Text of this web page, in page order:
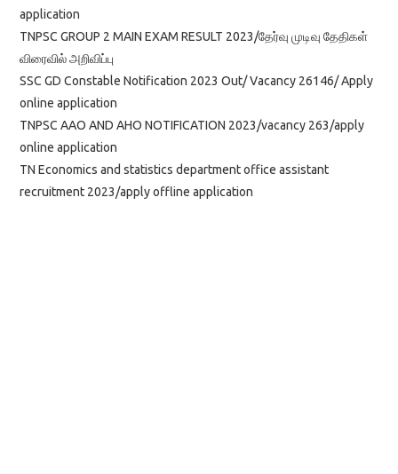
application
TNPSC GROUP 2 MAIN EXAM RESULT 2023/தேர்வு முடிவு தேதிகள்
விரைவில் அறிவிப்பு
SSC GD Constable Notification 2023 Out/ Vacancy 26146/ Apply
online application
TNPSC AAO AND AHO NOTIFICATION 2023/vacancy 263/apply
online application
TN Economics and statistics department office assistant
recruitment 2023/apply offline application